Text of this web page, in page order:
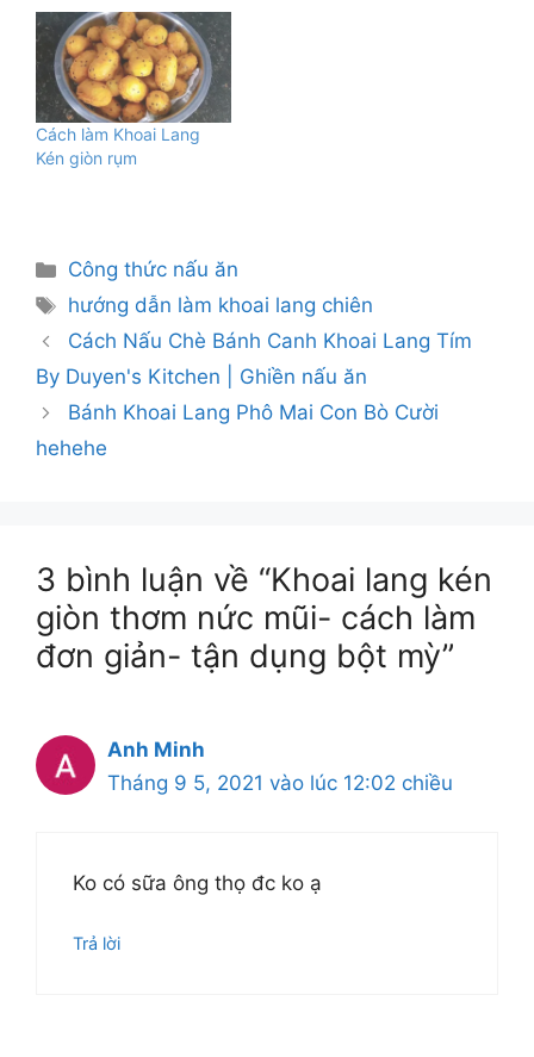
Cách làm Khoai Lang
Kén giòn rụm
Danh
mục
Công thức nấu ăn
Thẻ
hướng dẫn làm khoai lang chiên
Cách Nấu Chè Bánh Canh Khoai Lang Tím
By Duyen's Kitchen | Ghiền nấu ăn
Bánh Khoai Lang Phô Mai Con Bò Cười
hehehe
3 bình luận về “Khoai lang kén
giòn thơm nức mũi- cách làm
đơn giản- tận dụng bột mỳ”
Anh Minh
Tháng 9 5, 2021 vào lúc 12:02 chiều
Ko có sữa ông thọ đc ko ạ
Trả lời